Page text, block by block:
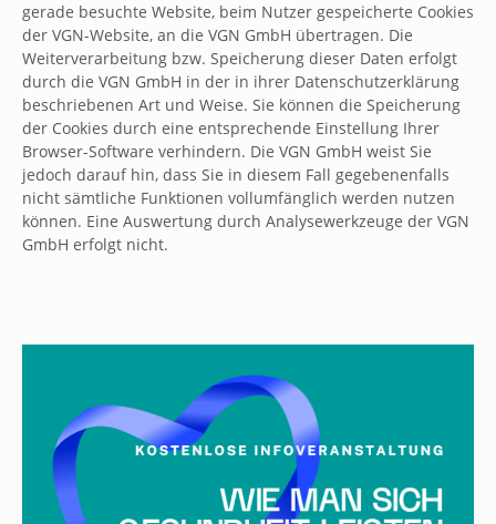
gerade besuchte Website, beim Nutzer gespeicherte Cookies
der VGN-Website, an die VGN GmbH übertragen. Die
Weiterverarbeitung bzw. Speicherung dieser Daten erfolgt
durch die VGN GmbH in der in ihrer Da­ten­schutzerklärung
beschriebenen Art und Weise. Sie können die Speicherung
der Cookies durch eine ent­spre­chende Einstellung Ihrer
Brow­ser-Software verhindern. Die VGN GmbH weist Sie
jedoch darauf hin, dass Sie in diesem Fall ge­ge­be­nen­falls
nicht sämt­liche Funktionen vollumfänglich werden nutzen
können. Eine Auswertung durch Analysewerkzeuge der VGN
GmbH erfolgt nicht.